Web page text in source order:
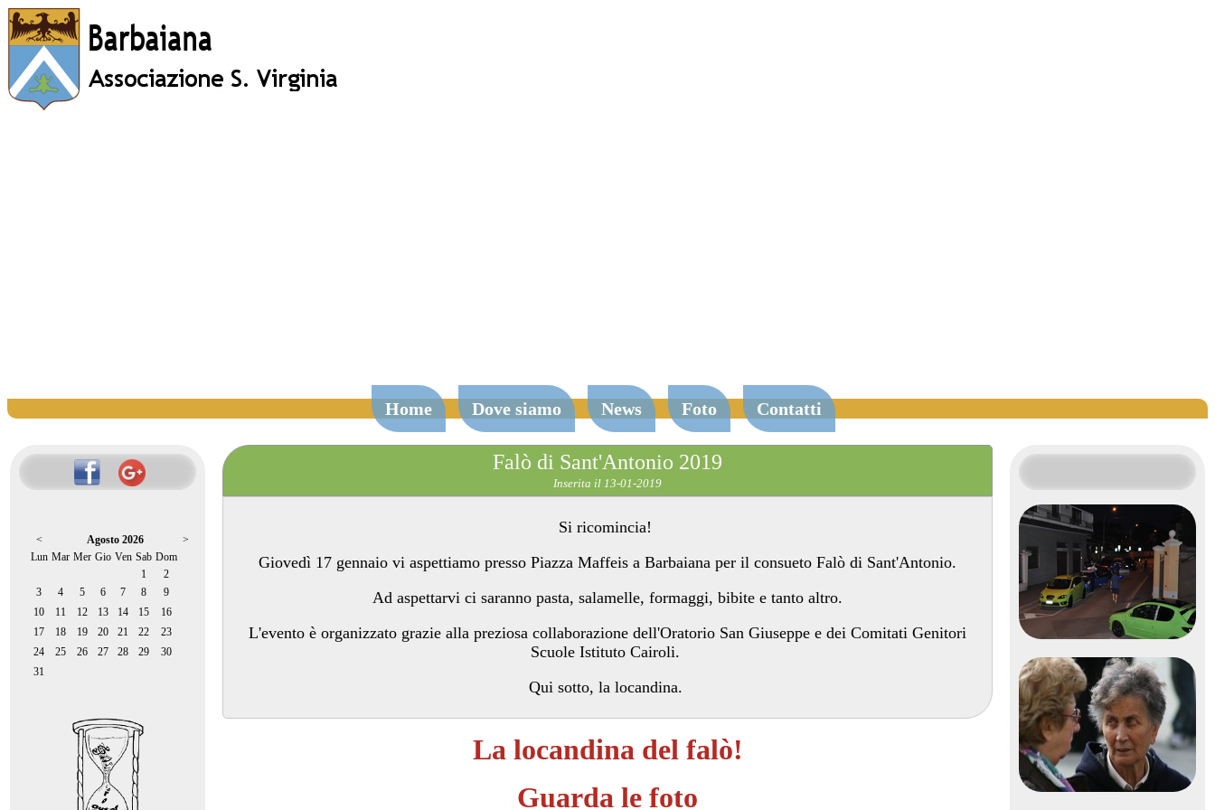
Home Dove siamo News Foto Contatti
< Agosto 2026
>
Lun Mar Mer Gio Ven Sab Dom
1
2
3
4 5 6 7 8
9
10
11 12 13 14 15
16
17
18 19 20 21 22
23
24
25 26 27 28 29
30
31
Falò di Sant'Antonio 2019
Inserita il 13-01-2019
Si ricomincia!
Giovedì 17 gennaio vi aspettiamo presso Piazza Maffeis a Barbaiana per il consueto Falò di Sant'Antonio.
Ad aspettarvi ci saranno pasta, salamelle, formaggi, bibite e tanto altro.
L'evento è organizzato grazie alla preziosa collaborazione dell'Oratorio San Giuseppe e dei Comitati Genitori
Scuole Istituto Cairoli.
Qui sotto, la locandina.
La locandina del falò!
Guarda le foto